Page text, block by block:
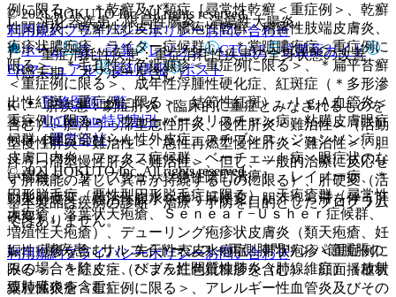
例に限る＞、＊乾癬及び類症［尋常性乾癬＜重症例＞、乾癬
性関節炎、乾癬性紅皮症、膿疱性乾癬、稽留性肢端皮膚炎、
疱疹状膿痂疹、ライター症候群］、＊掌蹠膿疱症＜重症例に
限る＞、＊毛孔性紅色粃糠疹＜重症例に限る＞、＊扁平苔癬
＜重症例に限る＞、成年性浮腫性硬化症、紅斑症（＊多形滲
出性紅斑＜重症例に限る＞、結節性紅斑）、ＩｇＡ血管炎＜
重症例に限る＞、ウェーバークリスチャン病、粘膜皮膚眼症
候群［開口部びらん性外皮症、スチブンス・ジョンソン病、
皮膚口内炎、フックス症候群、ベーチェット病＜眼症状のな
い場合＞、リップシュッツ急性陰門潰瘍］、レイノー病、＊
円形脱毛症（悪性型円形脱毛症に限る）、天疱瘡群（尋常性
天疱瘡、落葉状天疱瘡、Ｓｅｎｅａｒ−Ｕｓｈｅｒ症候群、
増殖性天疱瘡）、デューリング疱疹状皮膚炎（類天疱瘡、妊
娠性疱疹を含む）、先天性表皮水疱症、帯状疱疹＜重症例に
限る＞、＊紅皮症（ヘブラ紅色粃糠疹を含む）、顔面播種状
粟粒性狼瘡＜重症例に限る＞、アレルギー性血管炎及びその
I． 消化器疾患：限局性腸炎、潰瘍性大腸炎。
J． 重症消耗性疾患：重症消耗性疾患の全身状態の改善
（癌末期、スプルーを含む）。
K． 肝疾患：劇症肝炎（臨床的に重症とみなされるものを
含む）、胆汁うっ滞型急性肝炎、慢性肝炎＜難治性＞（活動
型慢性肝炎＜難治性＞、急性再燃型慢性肝炎＜難治性＞、胆
汁うっ滞型慢性肝炎＜難治性＞、但し、一般的治療に反応せ
ず肝機能の著しい異常が持続するものに限る）、肝硬変（活
動型肝硬変、難治性腹水を伴う肝硬変、胆汁うっ滞を伴う肝
硬変）。
L． 肺疾患：サルコイドーシス＜両側肺門リンパ節腫脹の
みの場合を除く＞、びまん性間質性肺炎（肺線維症）（放射
線肺臓炎を含む）。
© 2021 HOKUTO Inc. All rights reserved.
利用規約プライバシーポリシーお問い合わせ
ホーム
表・計算 レジメン CTCAE
抗菌薬ガイド
ERマニュアル
薬剤情報 ポスト
監修医師一覧
UpToDate特別割引
運営会社
© 2021 HOKUTO Inc. All rights reserved.
※本製品は疾病の診断・治療・予防を目的としたプログラム
ではありません。
利用規約プライバシーポリシーお問い合わせ